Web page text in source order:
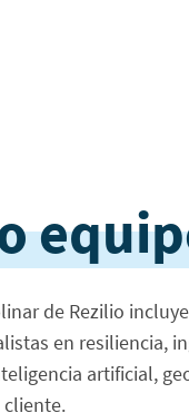
de Rezilio
en resiliencia,
artificial,
cliente.